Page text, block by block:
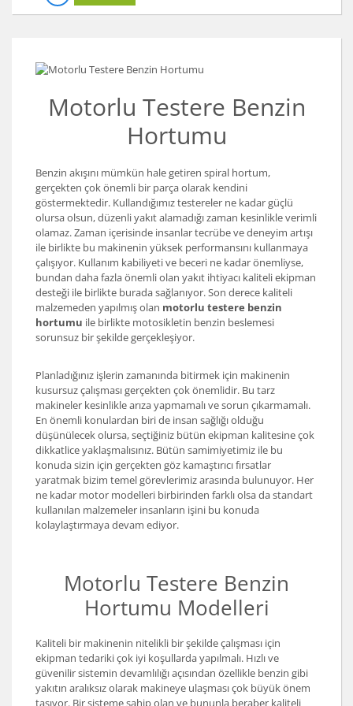
Motorlu Testere Benzin
Hortumu
Benzin akışını mümkün hale getiren spiral hortum,
gerçekten çok önemli bir parça olarak kendini
göstermektedir. Kullandığımız testereler ne kadar güçlü
olursa olsun, düzenli yakıt alamadığı zaman kesinlikle verimli
olamaz. Zaman içerisinde insanlar tecrübe ve deneyim artışı
ile birlikte bu makinenin yüksek performansını kullanmaya
çalışıyor. Kullanım kabiliyeti ve beceri ne kadar önemliyse,
bundan daha fazla önemli olan yakıt ihtiyacı kaliteli ekipman
desteği ile birlikte burada sağlanıyor. Son derece kaliteli
malzemeden yapılmış olan motorlu testere benzin
hortumu ile birlikte motosikletin benzin beslemesi
sorunsuz bir şekilde gerçekleşiyor.
Planladığınız işlerin zamanında bitirmek için makinenin
kusursuz çalışması gerçekten çok önemlidir. Bu tarz
makineler kesinlikle arıza yapmamalı ve sorun çıkarmamalı.
En önemli konulardan biri de insan sağlığı olduğu
düşünülecek olursa, seçtiğiniz bütün ekipman kalitesine çok
dikkatlice yaklaşmalısınız. Bütün samimiyetimiz ile bu
konuda sizin için gerçekten göz kamaştırıcı fırsatlar
yaratmak bizim temel görevlerimiz arasında bulunuyor. Her
ne kadar motor modelleri birbirinden farklı olsa da standart
kullanılan malzemeler insanların işini bu konuda
kolaylaştırmaya devam ediyor.
Motorlu Testere Benzin
Hortumu Modelleri
Kaliteli bir makinenin nitelikli bir şekilde çalışması için
ekipman tedariki çok iyi koşullarda yapılmalı. Hızlı ve
güvenilir sistemin devamlılığı açısından özellikle benzin gibi
yakıtın aralıksız olarak makineye ulaşması çok büyük önem
taşıyor. Bir sisteme sahip olan ve bununla beraber kaliteli
Somun Sıkma Makineleri
Testereler
Tezgah Üstü Makineler
Toz Emme Makineleri
Tutkal Tabancası
Vidalama Makineleri
Zımba Tabancları